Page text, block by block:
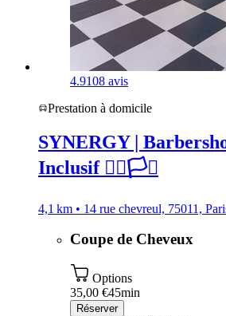
4.9108 avis
Prestation à domicile
SYNERGY |
Inclusif 🏳️‍🌈🏳️‍⚧️
4,1 km • 14 rue chevreul, 75011,
Coupe de Cheveux
Options
35,00 €45min
Réserver